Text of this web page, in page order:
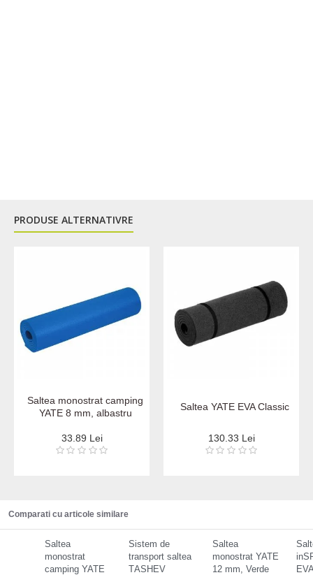
PRODUSE ALTERNATIVRE
Saltea monostrat camping
YATE 8 mm, albastru
33.89 Lei
Saltea YATE EVA Classic
130.33 Lei
Comparati cu articole similare
Saltea
monostrat
camping YATE
Sistem de
transport saltea
ТАSHEV
Saltea
monostrat YATE
12 mm, Verde